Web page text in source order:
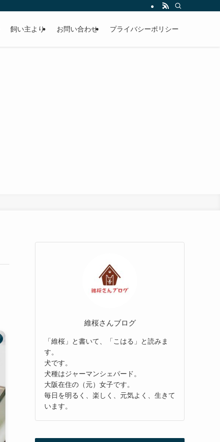
飼い主より お問い合わせ プライバシーポリシー
維桜さんブログ
「維桜」と書いて、「こはる」と読みま
す。
犬です。
犬種はジャーマンシェパード。
大阪在住の（元）女子です。
毎日を明るく、楽しく、元気よく、生きて
います。